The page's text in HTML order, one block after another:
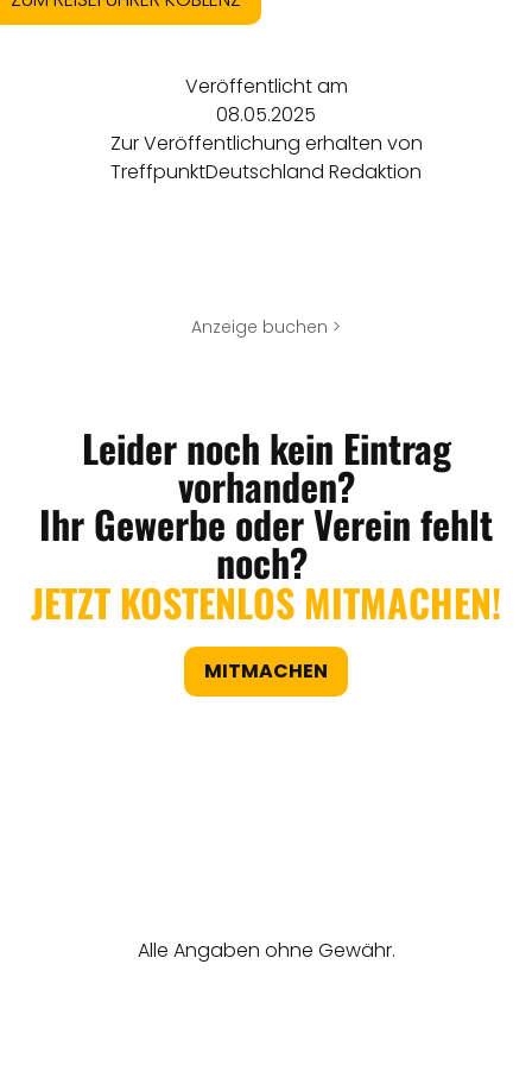
Veröffentlicht am
08.05.2025
Zur Veröffentlichung erhalten von
TreffpunktDeutschland Redaktion
Anzeige buchen >
Leider noch kein Eintrag
vorhanden?
Ihr Gewerbe oder Verein fehlt
noch?
JETZT KOSTENLOS MITMACHEN!
MITMACHEN